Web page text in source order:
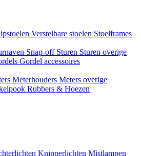
Verstelbare stoelen Stoelframes
Snap-off Sturen Sturen overige
Gordel accessoires
Meterhouders Meters overige
Rubbers & Hoezen
Knipperlichten Mistlampen